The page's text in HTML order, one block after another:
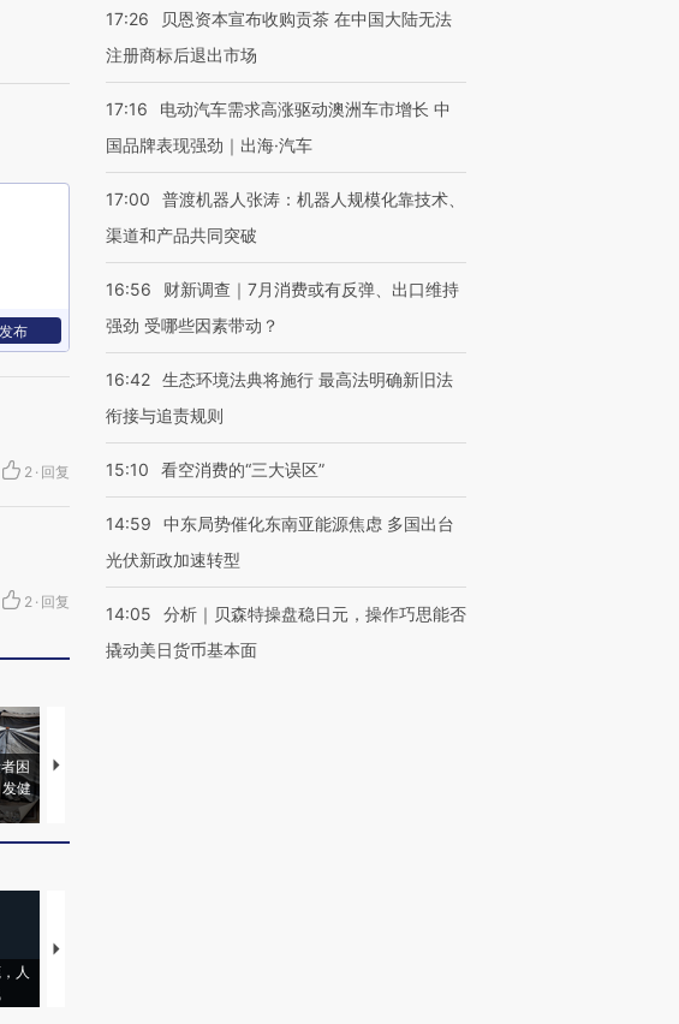
发布
2 · 回复
2 · 回复
困
健
视线｜HYROX的吸金
人
【推广】走进第四届链博
17:26
贝恩资本宣布收购贡茶 在中国大陆无法
注册商标后退出市场
17:16
电动汽车需求高涨驱动澳洲车市增长 中
国品牌表现强劲｜出海·汽车
17:00
普渡机器人张涛：机器人规模化靠技术、
渠道和产品共同突破
16:56
财新调查｜7月消费或有反弹、出口维持
强劲 受哪些因素带动？
16:42 生态环境法典将施行 最高法明确新旧法
衔接与追责规则
15:10 看空消费的“三大误区”
14:59
中东局势催化东南亚能源焦虑 多国出台
光伏新政加速转型
14:05
分析｜贝森特操盘稳日元，操作巧思能否
撬动美日货币基本面